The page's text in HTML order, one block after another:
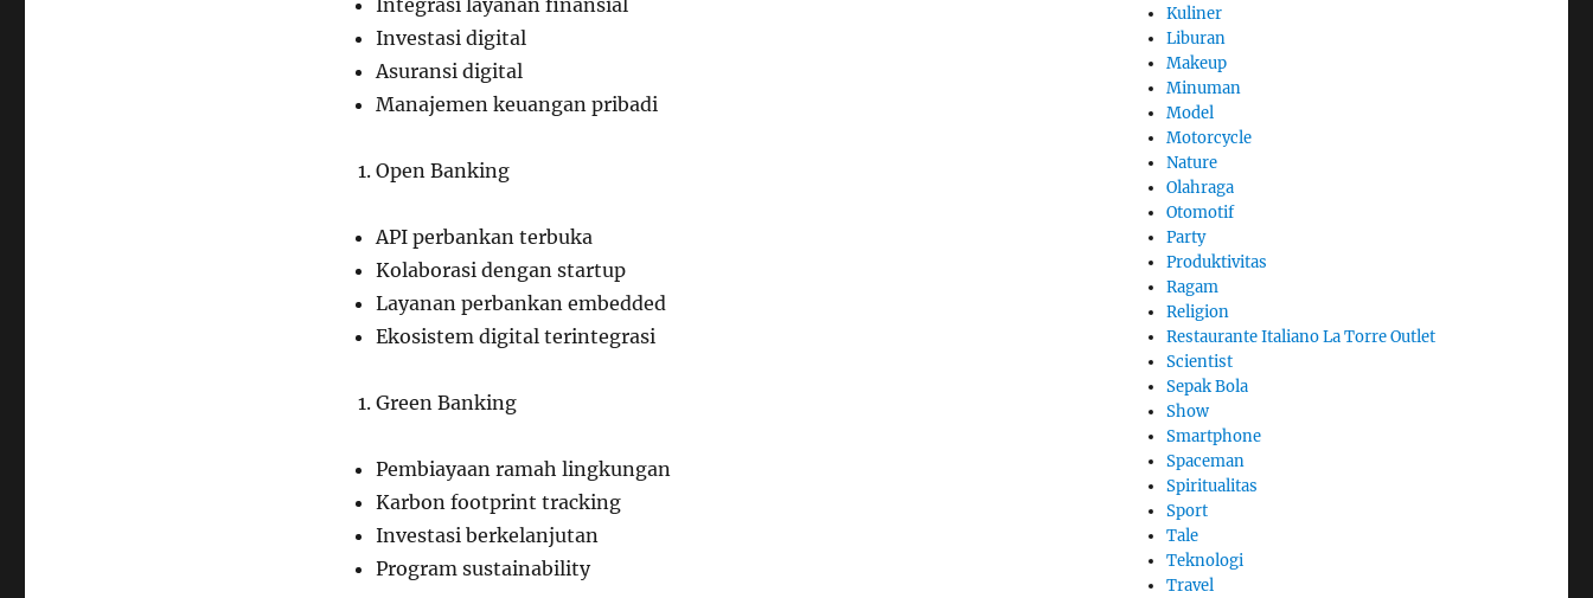
Integrasi layanan finansial
Investasi digital
Asuransi digital
Manajemen keuangan pribadi
Open Banking
API perbankan terbuka
Kolaborasi dengan startup
Layanan perbankan embedded
Ekosistem digital terintegrasi
Green Banking
Pembiayaan ramah lingkungan
Karbon footprint tracking
Investasi berkelanjutan
Program sustainability
Kuliner
Liburan
Makeup
Minuman
Model
Motorcycle
Nature
Olahraga
Otomotif
Party
Produktivitas
Ragam
Religion
Restaurante Italiano La Torre Outlet
Scientist
Sepak Bola
Show
Smartphone
Spaceman
Spiritualitas
Sport
Tale
Teknologi
Travel